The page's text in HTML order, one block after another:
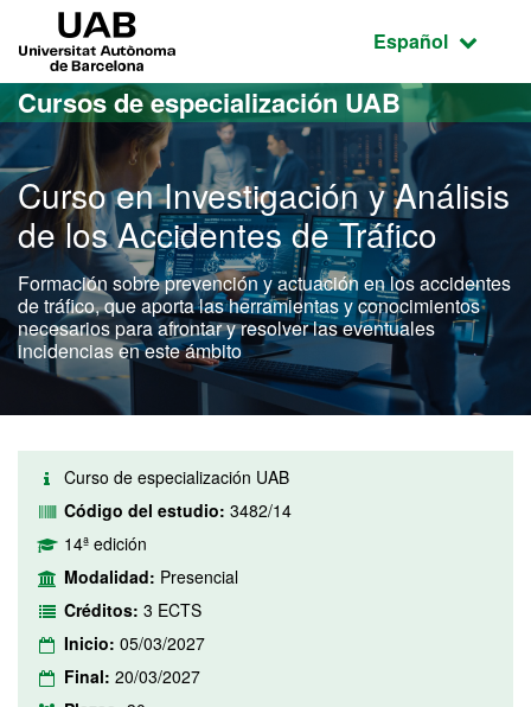
Acceso al contenido principal
Acceso a la navegación de la página
Idioma
Español
Cursos de especialización UAB
Curso en Investigación y Análisis
de los Accidentes de Tráfico
Formación sobre prevención y actuación en los accidentes
de tráfico, que aporta las herramientas y conocimientos
necesarios para afrontar y resolver las eventuales
incidencias en este ámbito
Curso de especialización UAB
Código del estudio: 3482/14
14ª edición
Modalidad: Presencial
Créditos: 3 ECTS
Inicio: 05/03/2027
Final: 20/03/2027